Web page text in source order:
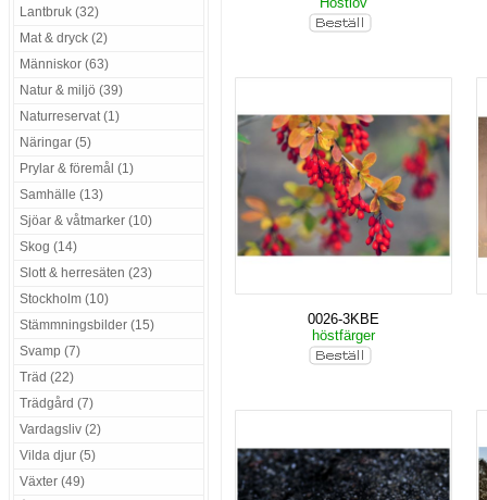
Lantbruk (32)
Mat & dryck (2)
Människor (63)
Natur & miljö (39)
Naturreservat (1)
Näringar (5)
Prylar & föremål (1)
Samhälle (13)
Sjöar & våtmarker (10)
Skog (14)
Slott & herresäten (23)
Stockholm (10)
Stämmningsbilder (15)
Svamp (7)
Träd (22)
Trädgård (7)
Vardagsliv (2)
Vilda djur (5)
Växter (49)
0026-3KBE
höstfärger